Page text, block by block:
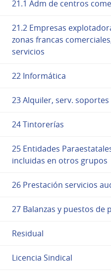
21.1 Adm de centros
21.2 Empresas
zonas francas
servicios
22 Informática
23 Alquiler, serv.
24 Tintorerías
25 Entidades
incluidas en otros grupos
26 Prestación servicios
27 Balanzas y puestos de
Residual
Licencia Sindical